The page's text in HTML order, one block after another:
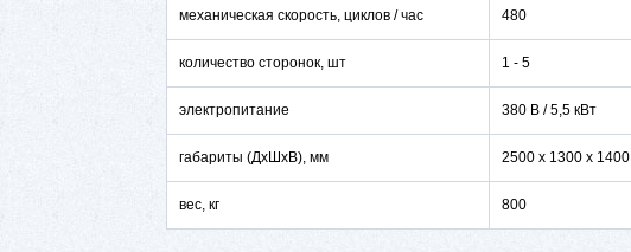
механическая скорость, циклов / час 480
количество сторонок, шт 1 - 5
электропитание 380 В / 5,5 кВт
габариты (ДхШхВ), мм 2500 x 1300 x 1400
вес, кг 800